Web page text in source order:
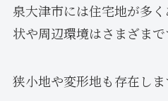
泉大津市には住宅地が多
状や周辺環境はさまざまで
狭小地や変形地も存在しま